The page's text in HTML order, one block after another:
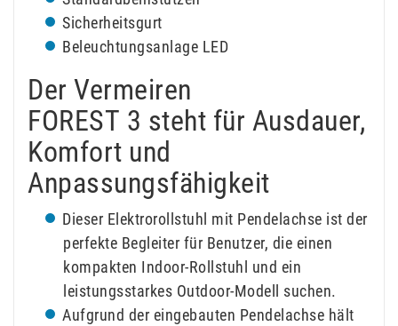
Sicherheitsgurt
Beleuchtungsanlage LED
Der Vermeiren
FOREST 3 steht für Ausdauer,
Komfort und
Anpassungsfähigkeit
Dieser Elektrorollstuhl mit Pendelachse ist der
perfekte Begleiter für Benutzer, die einen
kompakten Indoor-Rollstuhl und ein
leistungsstarkes Outdoor-Modell suchen.
Aufgrund der eingebauten Pendelachse hält